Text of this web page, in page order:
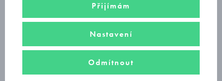
Přijímám
Nastavení
Odmítnout